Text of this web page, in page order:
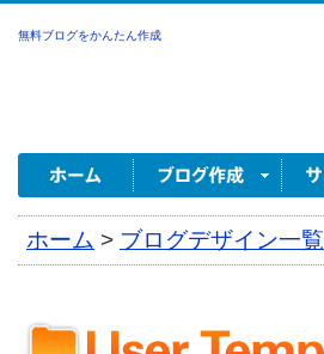
無料ブログをかんたん作成
ホーム > ブログデザイン一覧